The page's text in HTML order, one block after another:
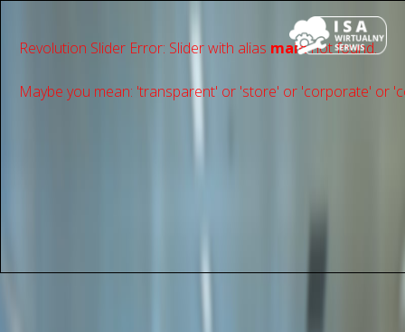
Revolution Slider Error: Slider with alias mainnot found.
Maybe you mean: 'transparent' or 'store' or 'сorporate' or